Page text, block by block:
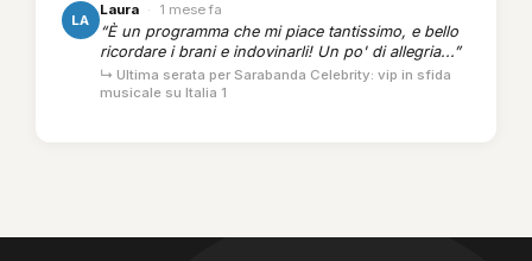
LA
Laura · 1 mese fa
“È un programma che mi piace tantissimo, e bello
ricordare i brani e indovinarli! Un po' di allegria...”
↳ Ultima serata per Sarabanda Celebrity: vip in sfida
musicale su Italia 1